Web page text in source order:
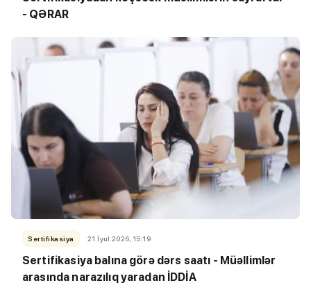
- QƏRAR
Sertifikasiya 21 İyul 2026, 15:19
Sertifikasiya balına görə dərs saatı - Müəllimlər
arasında narazılıq yaradan İDDİA